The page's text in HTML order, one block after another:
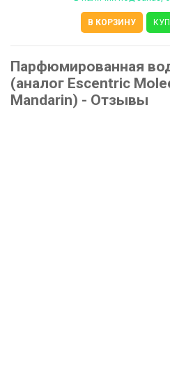
В КОРЗИНУ
Парфюмированная
(аналог Escentric
Mandarin) - Отзывы